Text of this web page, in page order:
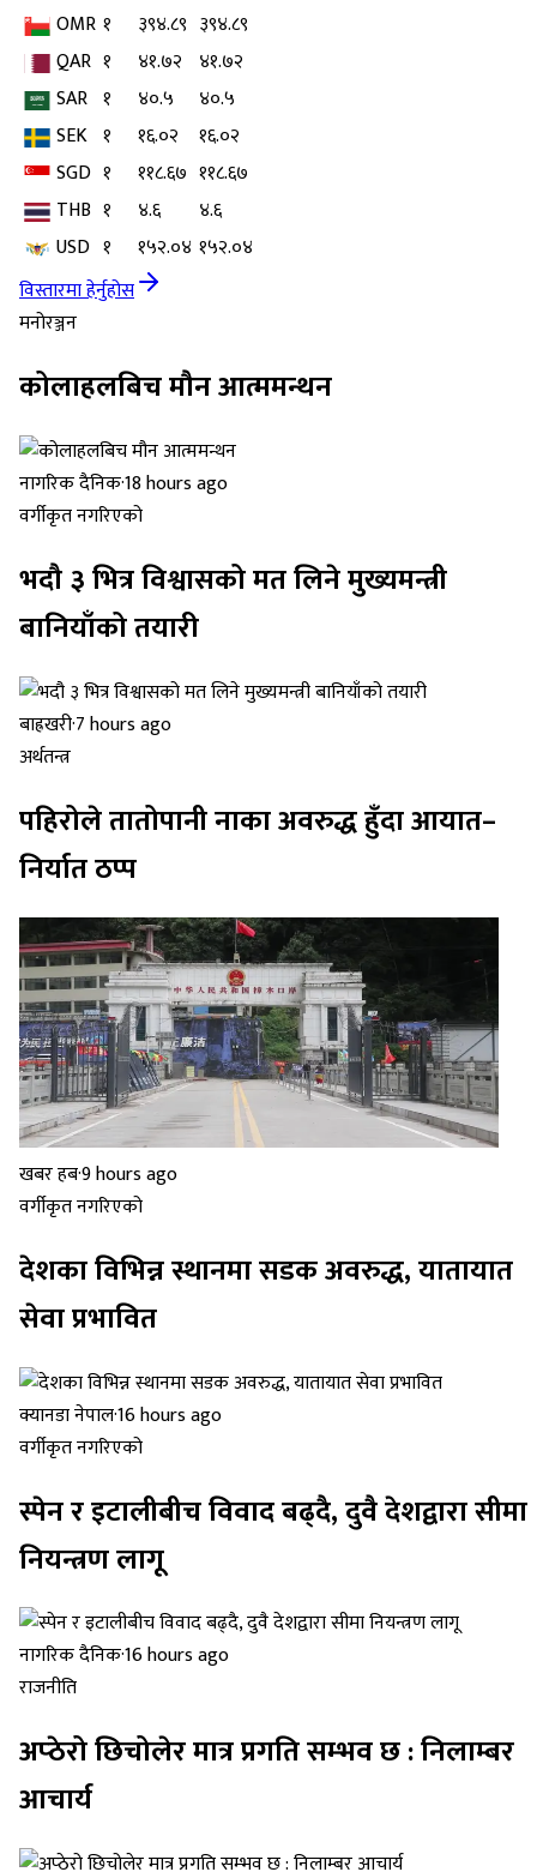
OMR १ ३९४.८९ ३९४.८९
QAR १ ४१.७२ ४१.७२
SAR १ ४०.५
४०.५
SEK १ १६.०२
१६.०२
SGD १ ११८.६७ ११८.६७
THB १ ४.६
४.६
USD १ १५२.०४ १५२.०४
विस्तारमा हेर्नुहोस
मनोरञ्जन
कोलाहलबिच मौन आत्ममन्थन
नागरिक दैनिक·18 hours ago
वर्गीकृत नगरिएको
भदौ ३ भित्र विश्वासको मत लिने मुख्यमन्त्री
बानियाँको तयारी
बाह्रखरी·7 hours ago
अर्थतन्त्र
पहिरोले तातोपानी नाका अवरुद्ध हुँदा आयात–
निर्यात ठप्प
खबर हब·9 hours ago
वर्गीकृत नगरिएको
देशका विभिन्न स्थानमा सडक अवरुद्ध, यातायात
सेवा प्रभावित
क्यानडा नेपाल·16 hours ago
वर्गीकृत नगरिएको
स्पेन र इटालीबीच विवाद बढ्दै, दुवै देशद्वारा सीमा
नियन्त्रण लागू
नागरिक दैनिक·16 hours ago
राजनीति
अप्ठेरो छिचोलेर मात्र प्रगति सम्भव छ : निलाम्बर
आचार्य